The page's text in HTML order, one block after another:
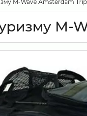
M-Wave Amsterdam
M-